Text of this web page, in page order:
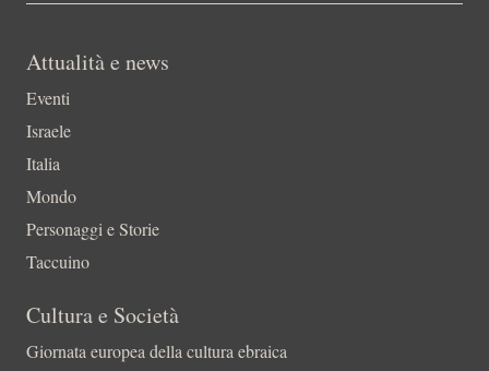
Attualità e news
Eventi
Israele
Italia
Mondo
Personaggi e Storie
Taccuino
Cultura e Società
Giornata europea della cultura ebraica